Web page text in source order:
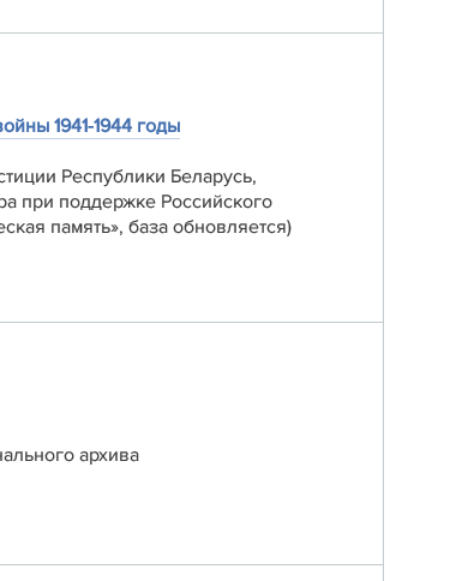
1941-1944 годы
Республики Беларусь,
при поддержке Российского
память», база обновляется)
архива